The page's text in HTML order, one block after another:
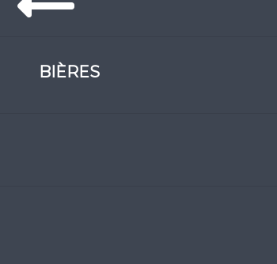
BIÈRES